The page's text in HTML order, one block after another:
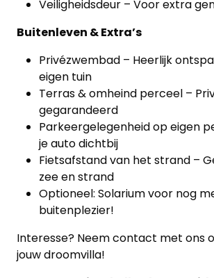
Onze
werkwijze
Contacteer
Cookies
Veiligheidsdeur – Voor extra
Buitenleven & Extra’s
Privézwembad – Heerlijk
eigen tuin
Terras & omheind perceel –
gegarandeerd
Parkeergelegenheid op eigen
je auto dichtbij
Fietsafstand van het strand –
zee en strand
Optioneel: Solarium voor nog
buitenplezier!
Interesse? Neem contact met ons
jouw droomvilla!